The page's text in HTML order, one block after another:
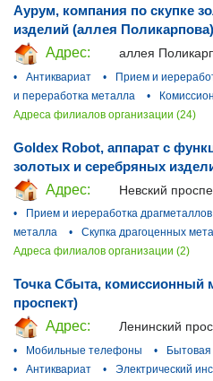
Аурум, компания по скупке
изделий (аллея Поликарпова)
Адрес:
аллея
•
Антиквариат • Прием и
и переработка металла
•
Адреса филиалов организации (24)
Goldex Robot, аппарат с
золотых и серебряных
Адрес:
Невский
•
Прием и иереработка драгметаллов
металла
•
Скупка драгоценных
Адреса филиалов организации (2)
Точка Сбыта, комиссионный
проспект)
Адрес:
Ленинский
•
Мобильные телефоны • Бытовая
•
Антиквариат •
Электрический